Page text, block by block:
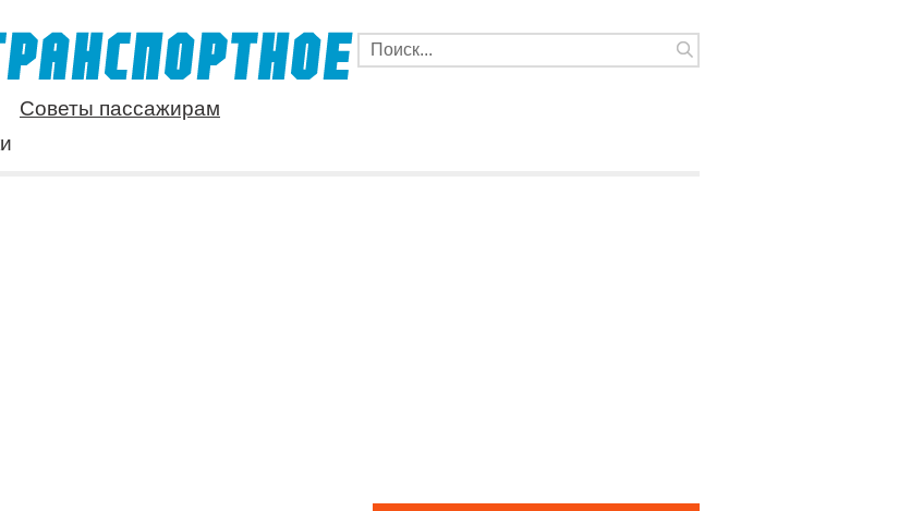
Советы пассажирам